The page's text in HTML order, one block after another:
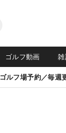
ゴルフ動画 雑
ゴルフ場予約／毎週